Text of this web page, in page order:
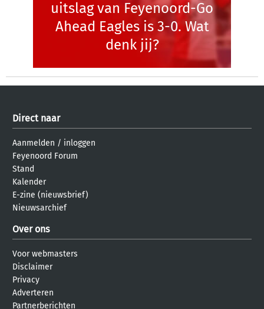
uitslag van Feyenoord-Go
Ahead Eagles is 3-0. Wat
denk jij?
Direct naar
Aanmelden / inloggen
Feyenoord Forum
Stand
Kalender
E-zine (nieuwsbrief)
Nieuwsarchief
Over ons
Voor webmasters
Disclaimer
Privacy
Adverteren
Partnerberichten